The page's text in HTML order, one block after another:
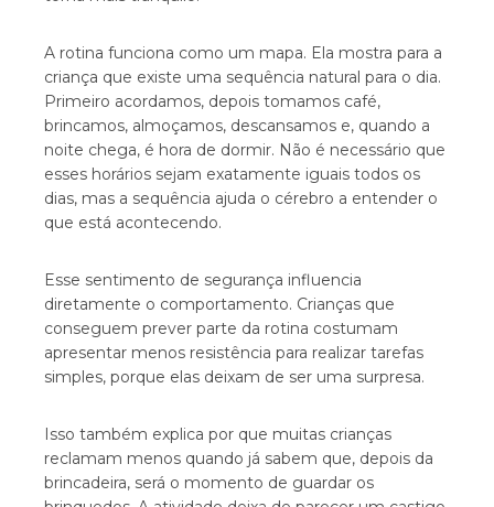
A rotina funciona como um mapa. Ela mostra para a
criança que existe uma sequência natural para o dia.
Primeiro acordamos, depois tomamos café,
brincamos, almoçamos, descansamos e, quando a
noite chega, é hora de dormir. Não é necessário que
esses horários sejam exatamente iguais todos os
dias, mas a sequência ajuda o cérebro a entender o
que está acontecendo.
Esse sentimento de segurança influencia
diretamente o comportamento. Crianças que
conseguem prever parte da rotina costumam
apresentar menos resistência para realizar tarefas
simples, porque elas deixam de ser uma surpresa.
Isso também explica por que muitas crianças
reclamam menos quando já sabem que, depois da
brincadeira, será o momento de guardar os